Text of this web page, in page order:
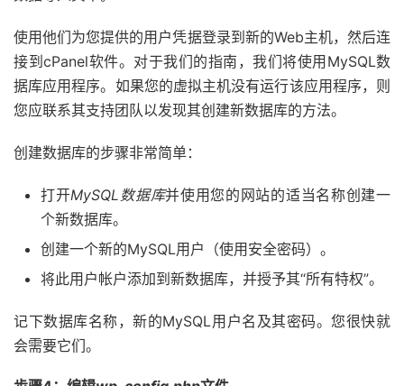
使用他们为您提供的用户凭据登录到新的Web主机，然后连
接到cPanel软件。对于我们的指南，我们将使用MySQL数
据库应用程序。如果您的虚拟主机没有运行该应用程序，则
您应联系其支持团队以发现其创建新数据库的方法。
创建数据库的步骤非常简单：
打开MySQL数据库并使用您的网站的适当名称创建一
个新数据库。
创建一个新的MySQL用户（使用安全密码）。
将此用户帐户添加到新数据库，并授予其“所有特权”。
记下数据库名称，新的MySQL用户名及其密码。您很快就
会需要它们。